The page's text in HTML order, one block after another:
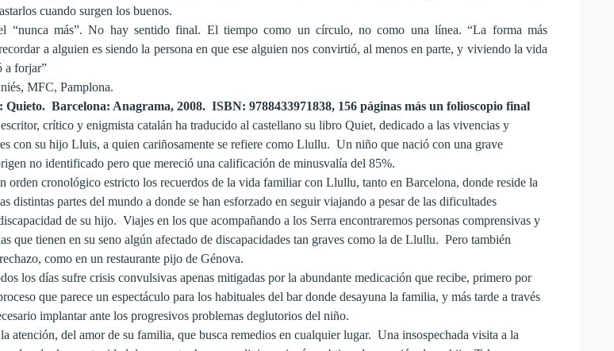
cuando surgen los buenos.
“nunca más”. No hay sentido final. El tiempo como un círculo, no como una línea. “La forma más
a alguien es siendo la persona en que ese alguien nos convirtió, al menos en parte, y viviendo la vida
a forjar”
MFC, Pamplona.
Barcelona: Anagrama, 2008. ISBN: 9788433971838, 156 páginas más un folioscopio final
crítico y enigmista catalán ha traducido al castellano su libro Quiet, dedicado a las vivencias y
con su hijo Lluis, a quien cariñosamente se refiere como Llullu. Un niño que nació con una grave
no identificado pero que mereció una calificación de minusvalía del 85%.
orden cronológico estricto los recuerdos de la vida familiar con Llullu, tanto en Barcelona, donde reside la
distintas partes del mundo a donde se han esforzado en seguir viajando a pesar de las dificultades
de su hijo. Viajes en los que acompañando a los Serra encontraremos personas comprensivas y
que tienen en su seno algún afectado de discapacidades tan graves como la de Llullu. Pero también
como en un restaurante pijo de Génova.
los días sufre crisis convulsivas apenas mitigadas por la abundante medicación que recibe, primero por
que parece un espectáculo para los habituales del bar donde desayuna la familia, y más tarde a través
implantar ante los progresivos problemas deglutorios del niño.
atención, del amor de su familia, que busca remedios en cualquier lugar. Una insospechada visita a la